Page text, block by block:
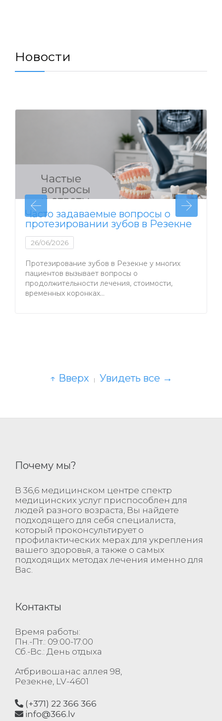
Новости
Часто задаваемые вопросы о
протезировании зубов в Резекне
26/06/2026
Протезирование зубов в Резекне у многих
пациентов вызывает вопросы о
продолжительности лечения, стоимости,
временных коронках…
↑ Вверх | Увидеть все →
Почему мы?
В 36,6 медицинском центре спектр
медицинских услуг приспособлен для
людей разного возраста, Вы найдете
подходящего для себя специалиста,
который проконсультирует о
профилактических мерах для укрепления
вашего здоровья, а также о самых
подходящих методах лечения именно для
Вас.
Контакты
Время работы:
Пн.-Пт.: 09:00-17:00
Сб.-Вс.: День отдыха
Атбривошанас аллея 98,
Резекне, LV-4601
(+371) 22 366 366
info@366.lv